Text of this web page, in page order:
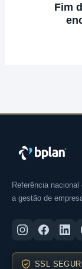
Fim
Referência
a gestão de
SSL